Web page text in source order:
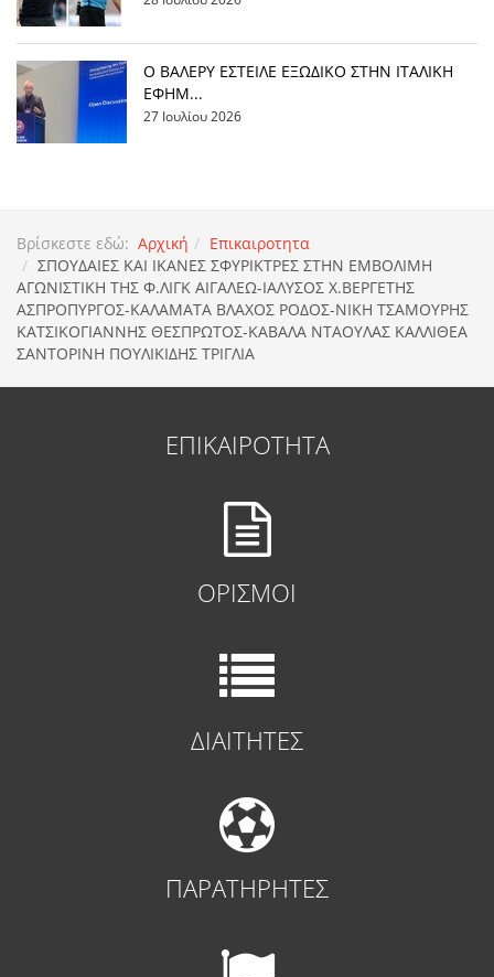
Ο ΒΑΛΕΡΥ ΕΣΤΕΙΛΕ ΕΞΩΔΙΚΟ ΣΤΗΝ ΙΤΑΛΙΚΗ
ΕΦΗΜ...
27 Ιουλίου 2026
Βρίσκεστε εδώ: Αρχική
Επικαιροτητα
ΣΠΟΥΔΑΙΕΣ ΚΑΙ ΙΚΑΝΕΣ ΣΦΥΡΙΚΤΡΕΣ ΣΤΗΝ ΕΜΒΟΛΙΜΗ
ΑΓΩΝΙΣΤΙΚΗ ΤΗΣ Φ.ΛΙΓΚ ΑΙΓΑΛΕΩ-ΙΑΛΥΣΟΣ Χ.ΒΕΡΓΕΤΗΣ
ΑΣΠΡΟΠΥΡΓΟΣ-ΚΑΛΑΜΑΤΑ ΒΛΑΧΟΣ ΡΟΔΟΣ-ΝΙΚΗ ΤΣΑΜΟΥΡΗΣ
ΚΑΤΣΙΚΟΓΙΑΝΝΗΣ ΘΕΣΠΡΩΤΟΣ-ΚΑΒΑΛΑ ΝΤΑΟΥΛΑΣ ΚΑΛΛΙΘΕΑ
ΣΑΝΤΟΡΙΝΗ ΠΟΥΛΙΚΙΔΗΣ ΤΡΙΓΛΙΑ
ΕΠΙΚΑΙΡΟΤΗΤΑ
ΟΡΙΣΜΟΙ
ΔΙΑΙΤΗΤΕΣ
ΠΑΡΑΤΗΡΗΤΕΣ